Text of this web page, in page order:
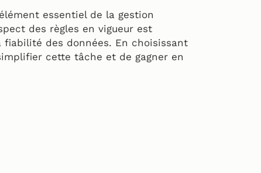
essentiel de la gestion
des règles en vigueur est
des données. En choisissant
cette tâche et de gagner en